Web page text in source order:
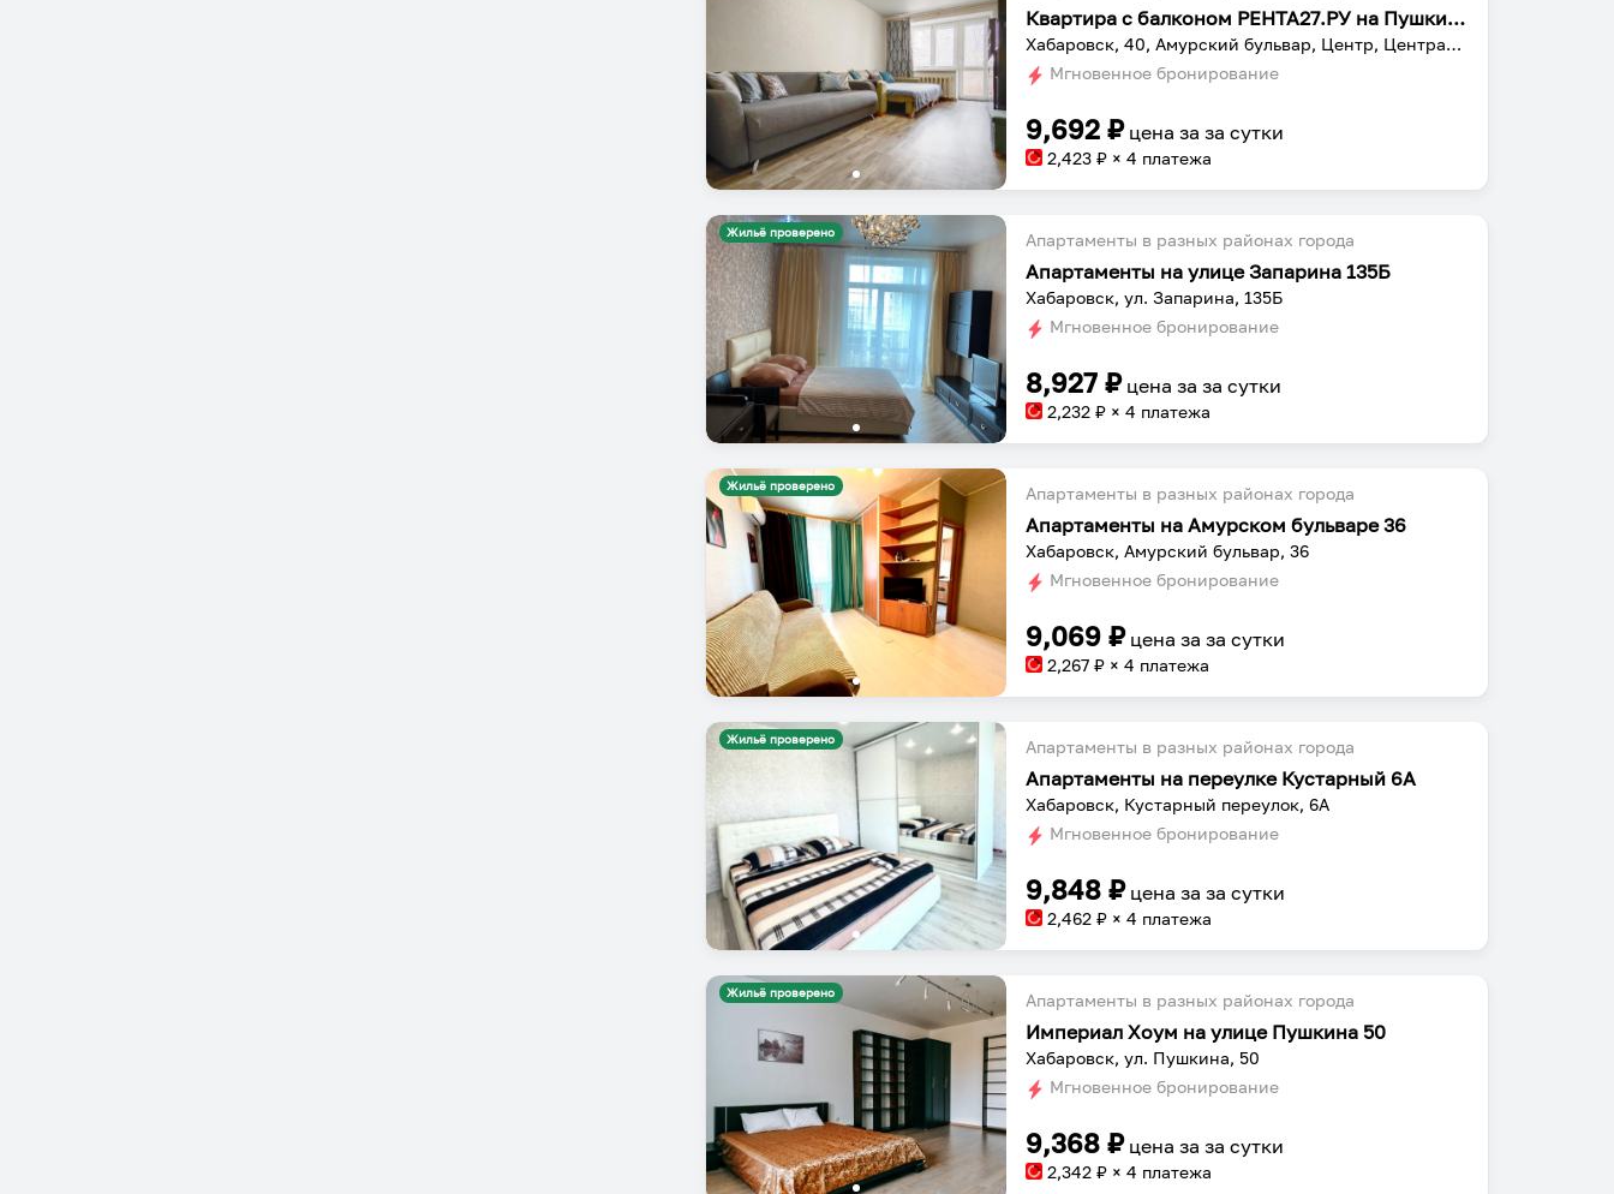
Квартира с балконом РЕНТА27.РУ на Пушкина 51
Хабаровск, 40, Амурский бульвар, Центр, Центральный район, Хабаровск, городской округ Хабаровск, Хабаровский край, Дальневосточный федеральный округ, 680028, Россия
Мгновенное бронирование
9,692 ₽ цена заза сутки
2,423 ₽ × 4 платежа
Жильё проверено Апартаменты в разных районах города
Апартаменты на улице Запарина 135Б
Хабаровск, ул. Запарина, 135Б
Мгновенное бронирование
8,927 ₽ цена заза сутки
2,232 ₽ × 4 платежа
Жильё проверено Апартаменты в разных районах города
Апартаменты на Амурском бульваре 36
Хабаровск, Амурский бульвар, 36
Мгновенное бронирование
9,069 ₽ цена заза сутки
2,267 ₽ × 4 платежа
Жильё проверено Апартаменты в разных районах города
Апартаменты на переулке Кустарный 6А
Хабаровск, Кустарный переулок, 6А
Мгновенное бронирование
9,848 ₽ цена заза сутки
2,462 ₽ × 4 платежа
Жильё проверено Апартаменты в разных районах города
Империал Хоум на улице Пушкина 50
Хабаровск, ул. Пушкина, 50
Мгновенное бронирование
9,368 ₽ цена заза сутки
2,342 ₽ × 4 платежа